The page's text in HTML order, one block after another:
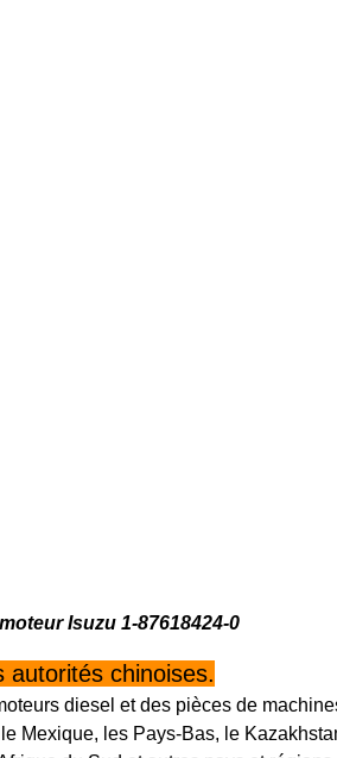
Isuzu 1-87618424-0
autorités chinoises.
diesel et des pièces de
Mexique, les Pays-Bas, le